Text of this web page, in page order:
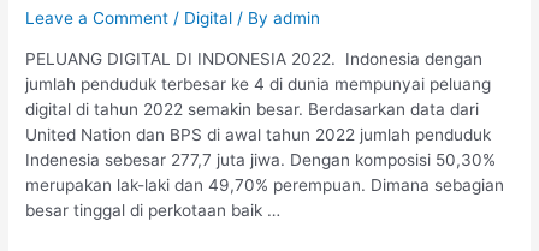
Leave a Comment / Digital / Byadmin
PELUANG DIGITAL DI INDONESIA 2022. Indonesia dengan
jumlah penduduk terbesar ke 4 di dunia mempunyai peluang
digital di tahun 2022 semakin besar. Berdasarkan data dari
United Nation dan BPS di awal tahun 2022 jumlah penduduk
Indenesia sebesar 277,7 juta jiwa. Dengan komposisi 50,30%
merupakan lak-laki dan 49,70% perempuan. Dimana sebagian
besar tinggal di perkotaan baik …